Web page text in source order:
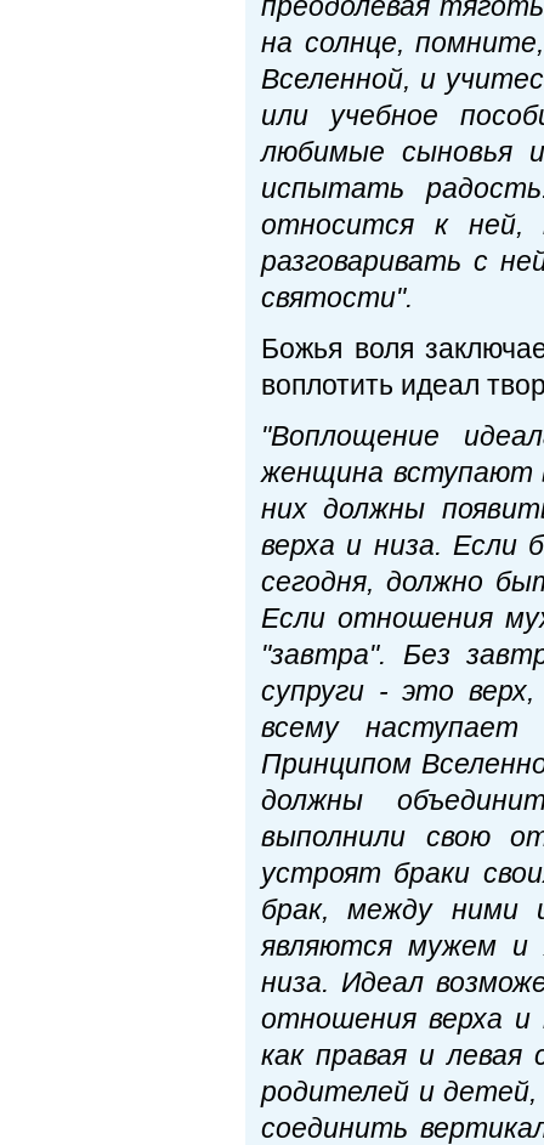
на солнце,
Вселенной, и
или учебное
любимые сыновья
испытать
относится к
разговаривать с
святости".
Божья воля
воплотить идеал
"Воплощение
женщина вступают
них должны
верха и низа. Если
сегодня, должно
Если отношения
"завтра". Без
супруги - это
всему наступает
Принципом
должны
выполнили свою
устроят браки
брак, между ними
являются мужем и
низа. Идеал
отношения верха и
как правая и
родителей и детей,
соединить